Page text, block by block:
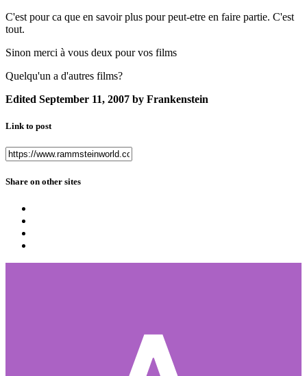
C'est pour ca que en savoir plus pour peut-etre en faire partie. C'est
tout.
Sinon merci à vous deux pour vos films
Quelqu'un a d'autres films?
Edited September 11, 2007 by Frankenstein
Link to post
Share on other sites